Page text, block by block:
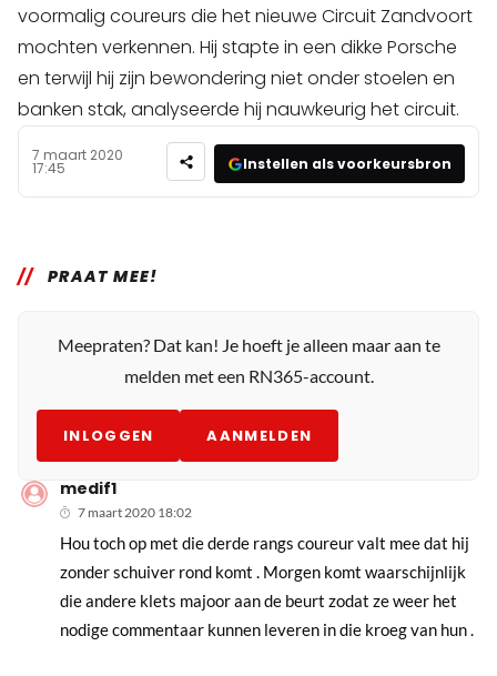
voormalig coureurs die het nieuwe Circuit Zandvoort
mochten verkennen. Hij stapte in een dikke Porsche
en terwijl hij zijn bewondering niet onder stoelen en
banken stak, analyseerde hij nauwkeurig het circuit.
7 maart 2020
17:45 Instellen als voorkeursbron
PRAAT MEE!
Meepraten? Dat kan! Je hoeft je alleen maar aan te
melden met een RN365-account.
INLOGGEN AANMELDEN
medif1
7 maart 2020 18:02
Hou toch op met die derde rangs coureur valt mee dat hij
zonder schuiver rond komt . Morgen komt waarschijnlijk
die andere klets majoor aan de beurt zodat ze weer het
nodige commentaar kunnen leveren in die kroeg van hun .